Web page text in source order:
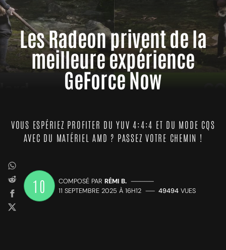
Les Radeon privent de la
meilleure expérience
GeForce Now
VOUS ESPÉRIEZ PROFITER DU YUV 4:4:4 ET DU MODE CQS
AVEC DU MATÉRIEL AMD ? PASSEZ VOTRE CHEMIN !
10 COMPOSÉ PAR RÉMI B. —————
11 SEPTEMBRE 2025 À 16H12 —— 49494 VUES